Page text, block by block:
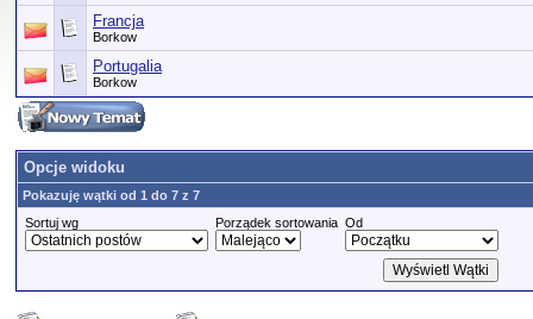
Francja
Borkow
Portugalia
Borkow
Opcje widoku
Pokazuję wątki od 1 do 7 z 7
Sortuj wg
Porządek sortowania Od